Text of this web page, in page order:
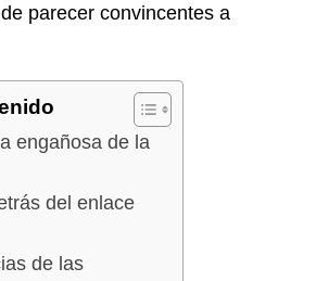
parecer convincentes a
engañosa de la
del enlace
de las